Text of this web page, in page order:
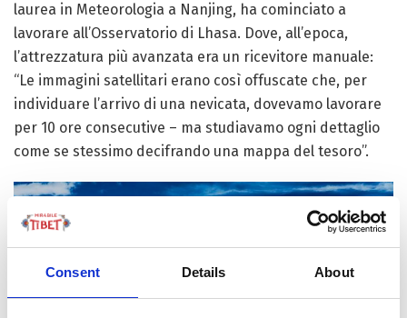
Consent Details About
laurea in Meteorologia a Nanjing, ha cominciato a
lavorare all’Osservatorio di Lhasa. Dove, all’epoca,
l’attrezzatura più avanzata era un ricevitore manuale:
“Le immagini satellitari erano così offuscate che, per
individuare l’arrivo di una nevicata, dovevamo lavorare
per 10 ore consecutive – ma studiavamo ogni dettaglio
come se stessimo decifrando una mappa del tesoro”.